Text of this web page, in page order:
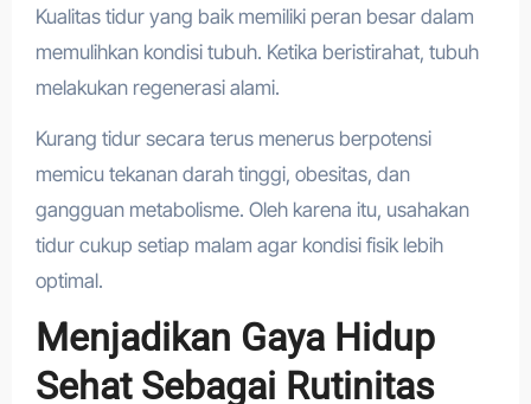
Kualitas tidur yang baik memiliki peran besar dalam
memulihkan kondisi tubuh. Ketika beristirahat, tubuh
melakukan regenerasi alami.
Kurang tidur secara terus menerus berpotensi
memicu tekanan darah tinggi, obesitas, dan
gangguan metabolisme. Oleh karena itu, usahakan
tidur cukup setiap malam agar kondisi fisik lebih
optimal.
Menjadikan Gaya Hidup
Sehat Sebagai Rutinitas